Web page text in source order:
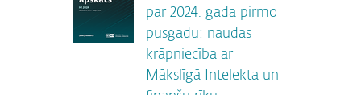
par 2024. gada pirmo
pusgadu: naudas
krāpniecība ar
Mākslīgā Intelekta un